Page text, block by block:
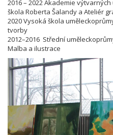
2016 – 2022 Akademie
škola Roberta Šalandy a Ateliér
2020 Vysoká škola
tvorby
2012–2016 Střední
Malba a ilustrace